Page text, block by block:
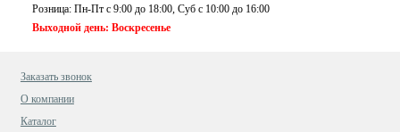
Розница: Пн-Пт с 9:00 до 18:00, Суб c 10:00 до 16:00
Выходной день: Воскресенье
Заказать звонок
О компании
Каталог